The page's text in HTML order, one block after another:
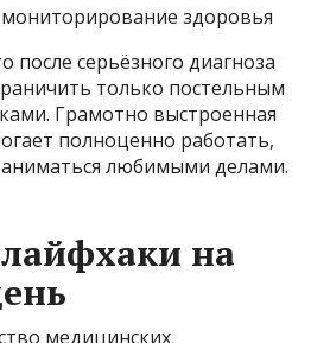
мониторирование здоровья
после серьёзного диагноза
только постельным
Грамотно выстроенная
полноценно работать,
любимыми делами.
на
медицинских